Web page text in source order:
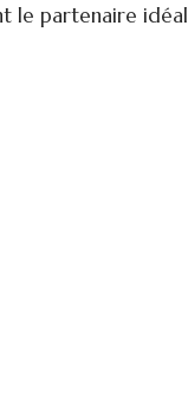
le partenaire idéal